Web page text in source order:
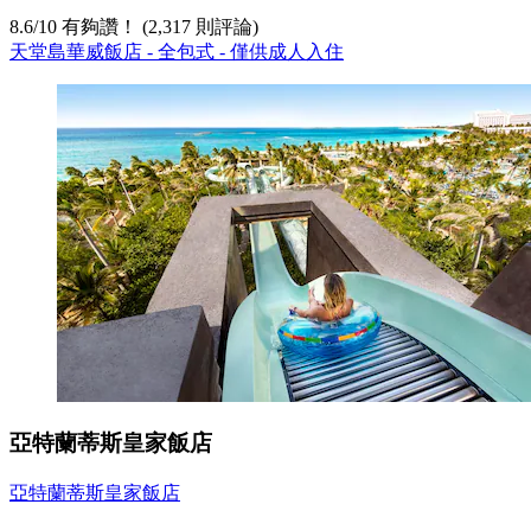
8.6/10 有夠讚！ (2,317 則評論)
天堂島華威飯店 - 全包式 - 僅供成人入住
亞特蘭蒂斯皇家飯店
亞特蘭蒂斯皇家飯店